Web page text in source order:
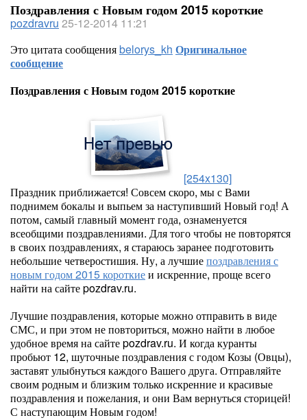
Поздравления с Новым годом 2015 короткие
pozdravru 25-12-2014 11:21
Это цитата сообщенияbelorys_kh Оригинальное
сообщение
Поздравления с Новым годом 2015 короткие
[254x130]
Праздник приближается! Совсем скоро, мы с Вами
поднимем бокалы и выпьем за наступивший Новый год! А
потом, самый главный момент года, ознаменуется
всеобщими поздравлениями. Для того чтобы не повторятся
в своих поздравлениях, я стараюсь заранее подготовить
небольшие четверостишия. Ну, а лучшиепоздравления с
новым годом 2015 короткиеи искренние, проще всего
найти на сайте pozdrav.ru.
Лучшие поздравления, которые можно отправить в виде
СМС, и при этом не повториться, можно найти в любое
удобное время на сайте pozdrav.ru. И когда куранты
пробьют 12, шуточные поздравления с годом Козы (Овцы),
заставят улыбнуться каждого Вашего друга. Отправляйте
своим родным и близким только искренние и красивые
поздравления и пожелания, и они Вам вернуться сторицей!
С наступающим Новым годом!